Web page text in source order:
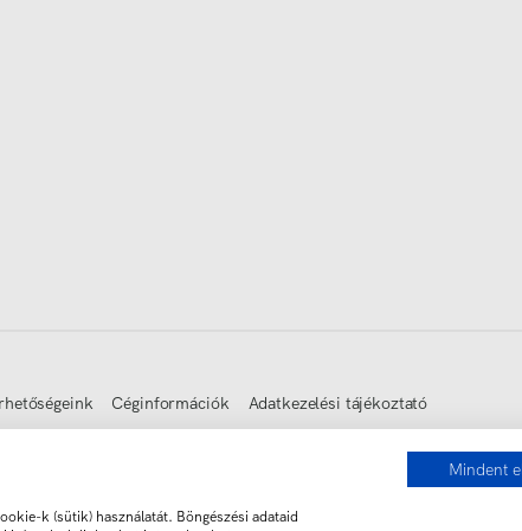
Céginformációk Adatkezelési tájékoztató
k (sütik) használatát. Böngészési adataid
Mindent